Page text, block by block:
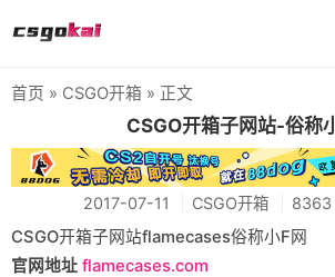
farmskins
88dog
flamecases
88hash-jp
首页 » CSGO开箱 » 正文
CSGO开箱子网站-俗称
2017-07-11 CSGO开箱 8363
CSGO开箱子网站flamecases俗称小F网
官网地址 flamecases.com